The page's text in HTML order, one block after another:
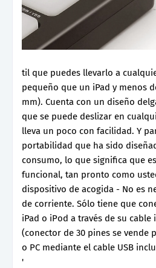
til que puedes llevarlo a
pequeño que un iPad y menos
mm). Cuenta con un diseño
que se puede deslizar en
lleva un poco con facilidad. Y
portabilidad que ha sido
consumo, lo que significa que
funcional, tan pronto como
dispositivo de acogida - No es
de corriente. Sólo tiene que
iPad o iPod a través de su cable
(conector de 30 pines se vende
o PC mediante el cable USB
'